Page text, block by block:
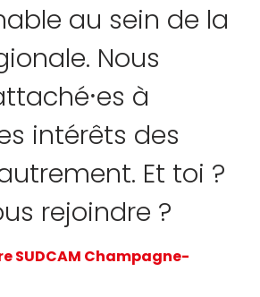
au sein de la
. Nous
à
intérêts des
Et toi ?
rejoindre ?
SUDCAM Champagne-